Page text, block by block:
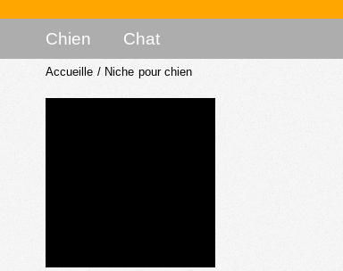
Chien
Chat
Accueille / Niche pour chien